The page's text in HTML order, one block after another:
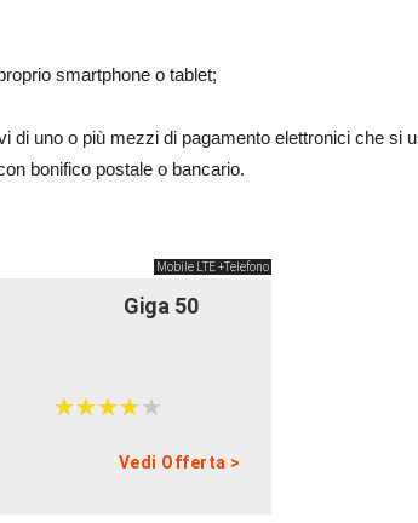
smartphone o tablet;
di uno o più mezzi di pagamento elettronici che si
bonifico postale o bancario.
Mobile LTE +Telefono
Giga 50
★★★★★
★★★★★
Vedi Offerta >